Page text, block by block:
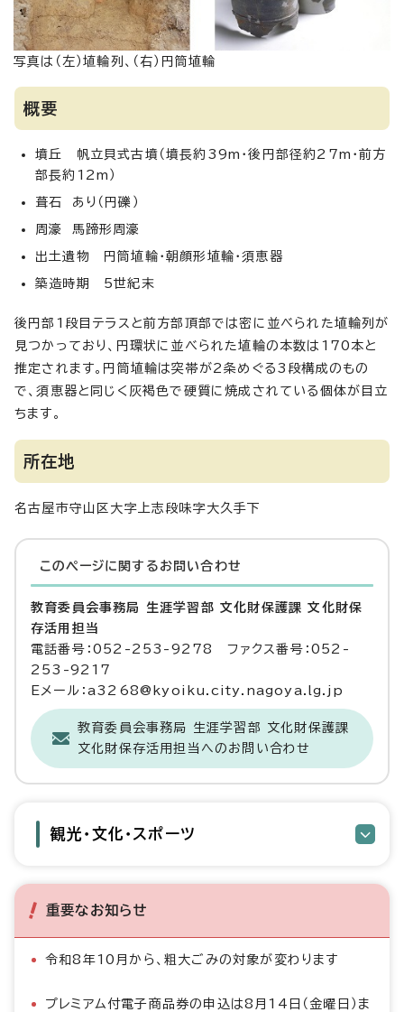
写真は（左）埴輪列、（右）円筒埴輪
概要
墳丘 帆立貝式古墳（墳長約39m・後円部径約27m・前方
部長約12m）
葺石 あり（円礫）
周濠 馬蹄形周濠
出土遺物 円筒埴輪・朝顔形埴輪・須恵器
築造時期 5世紀末
後円部1段目テラスと前方部頂部では密に並べられた埴輪列が
見つかっており、円環状に並べられた埴輪の本数は170本と
推定されます。円筒埴輪は突帯が2条めぐる3段構成のもの
で、須恵器と同じく灰褐色で硬質に焼成されている個体が目立
ちます。
所在地
名古屋市守山区大字上志段味字大久手下
このページに関する お問い合わせ
教育委員会事務局 生涯学習部 文化財保護課 文化財保
存活用担当
電話番号：052-253-9278 ファクス番号：052-
253-9217
Eメール：a3268@kyoiku.city.nagoya.lg.jp
教育委員会事務局 生涯学習部 文化財保護課
文化財保存活用担当へのお問い合わせ
観光・文化・スポーツ
重要なお知らせ
令和8年10月から、粗大ごみの対象が変わります
プレミアム付電子商品券の申込は8月14日（金曜日）ま